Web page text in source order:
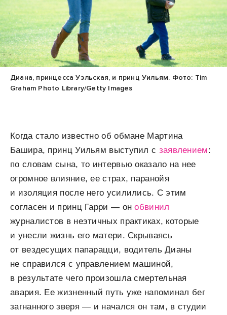
Диана, принцесса Уэльская, и принц Уильям. Фото: Tim
Graham Photo Library/Getty Images
Когда стало известно об обмане Мартина
Башира, принц Уильям выступил с заявлением:
по словам сына, то интервью оказало на нее
огромное влияние, ее страх, паранойя
и изоляция после него усилились. С этим
согласен и принц Гарри — онобвинил
журналистов в неэтичных практиках, которые
и унесли жизнь его матери. Скрываясь
от вездесущих папарацци, водитель Дианы
не справился с управлением машиной,
в результате чего произошла смертельная
авария. Ее жизненный путь уже напоминал бег
загнанного зверя — и начался он там, в студии